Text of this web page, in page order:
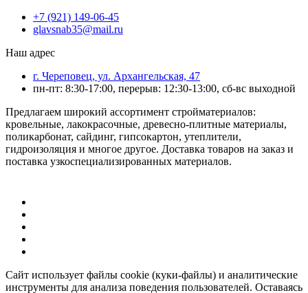
+7 (921) 149-06-45
glavsnab35@mail.ru
Наш адрес
г. Череповец, ул. Архангельская, 47
пн-пт: 8:30-17:00, перерыв: 12:30-13:00, сб-вс выходной
Предлагаем широкий ассортимент стройматериалов:
кровельные, лакокрасочные, древесно-плитные материалы,
поликарбонат, сайдинг, гипсокартон, утеплители,
гидроизоляция и многое другое. Доставка товаров на заказ и
поставка узкоспециализированных материалов.
Сайт использует файлы cookie (куки-файлы) и аналитические
инструменты для анализа поведения пользователей. Оставаясь